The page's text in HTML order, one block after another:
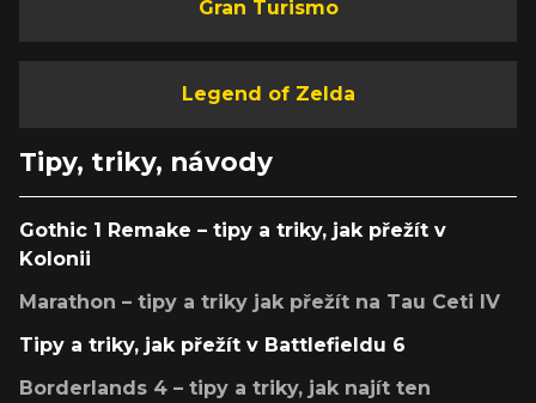
Gran Turismo
Legend of Zelda
Tipy, triky, návody
Gothic 1 Remake – tipy a triky, jak přežít v
Kolonii
Marathon – tipy a triky jak přežít na Tau Ceti IV
Tipy a triky, jak přežít v Battlefieldu 6
Borderlands 4 – tipy a triky, jak najít ten